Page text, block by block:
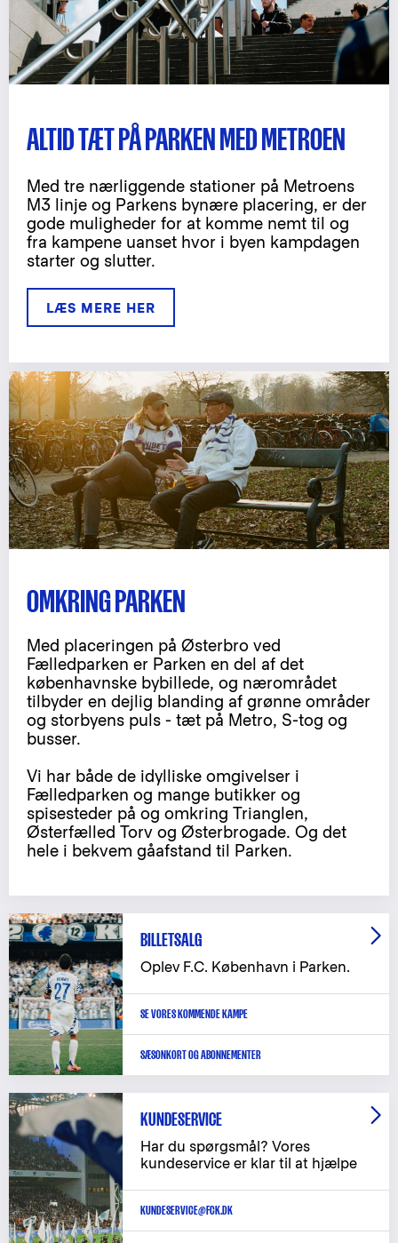
ALTID TÆT PÅ PARKEN MED METROEN
Med tre nærliggende stationer på Metroens
M3 linje og Parkens bynære placering, er der
gode muligheder for at komme nemt til og
fra kampene uanset hvor i byen kampdagen
starter og slutter.
LÆS MERE HER
OMKRING PARKEN
Med placeringen på Østerbro ved
Fælledparken er Parken en del af det
københavnske bybillede, og nærområdet
tilbyder en dejlig blanding af grønne områder
og storbyens puls - tæt på Metro, S-tog og
busser.
Vi har både de idylliske omgivelser i
Fælledparken og mange butikker og
spisesteder på og omkring Trianglen,
Østerfælled Torv og Østerbrogade. Og det
hele i bekvem gåafstand til Parken.
BILLETSALG
Oplev F.C. København i Parken.
SE VORES KOMMENDE KAMPE
SÆSONKORT OG ABONNEMENTER
KUNDESERVICE
Har du spørgsmål? Vores
kundeservice er klar til at hjælpe
KUNDESERVICE@FCK.DK